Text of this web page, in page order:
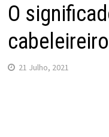
O
cabeleireiro
21 Julho, 2021